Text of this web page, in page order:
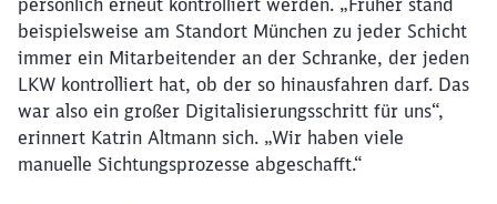
beispielsweise am Standort München zu jeder Schicht
immer ein Mitarbeitender an der Schranke, der jeden
LKW kontrolliert hat, ob der so hinausfahren darf. Das
war also ein großer Digitalisierungsschritt für uns“,
erinnert Katrin Altmann sich. „Wir haben viele
manuelle Sichtungsprozesse abgeschafft.“
Schließen
Möchten Sie zuweitergeleitet